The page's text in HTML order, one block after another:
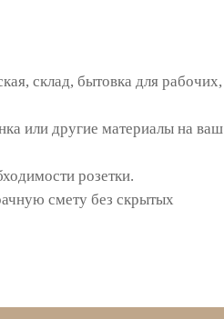
склад, бытовка для рабочих,
или другие материалы на ваш
розетки.
смету без скрытых